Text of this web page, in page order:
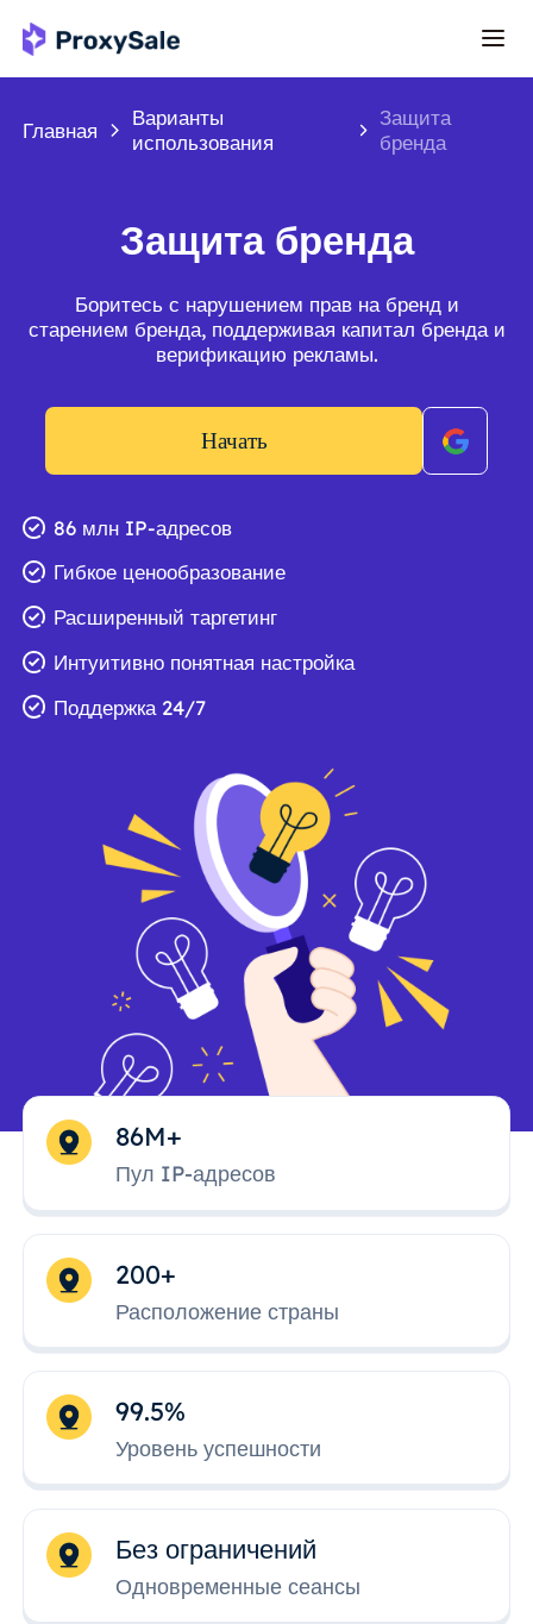
Главная
Варианты
использования
Защита
бренда
Защита бренда
Боритесь с нарушением прав на бренд и
старением бренда, поддерживая капитал бренда и
верификацию рекламы.
Начать
86 млн IP-адресов
Гибкое ценообразование
Расширенный таргетинг
Интуитивно понятная настройка
Поддержка 24/7
86M+
Пул IP-адресов
200+
Расположение страны
99.5%
Уровень успешности
Без ограничений
Одновременные сеансы